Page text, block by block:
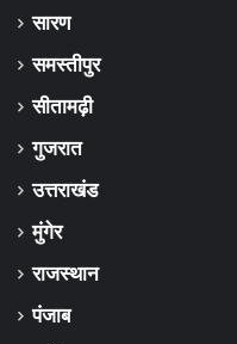
सारण
समस्तीपुर
सीतामढ़ी
गुजरात
उत्तराखंड
मुंगेर
राजस्थान
पंजाब